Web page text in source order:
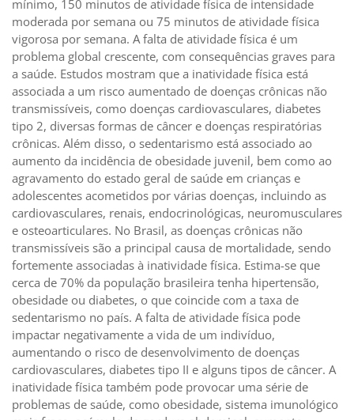
mínimo, 150 minutos de atividade física de intensidade
moderada por semana ou 75 minutos de atividade física
vigorosa por semana. A falta de atividade física é um
problema global crescente, com consequências graves para
a saúde. Estudos mostram que a inatividade física está
associada a um risco aumentado de doenças crônicas não
transmissíveis, como doenças cardiovasculares, diabetes
tipo 2, diversas formas de câncer e doenças respiratórias
crônicas. Além disso, o sedentarismo está associado ao
aumento da incidência de obesidade juvenil, bem como ao
agravamento do estado geral de saúde em crianças e
adolescentes acometidos por várias doenças, incluindo as
cardiovasculares, renais, endocrinológicas, neuromusculares
e osteoarticulares. No Brasil, as doenças crônicas não
transmissíveis são a principal causa de mortalidade, sendo
fortemente associadas à inatividade física. Estima-se que
cerca de 70% da população brasileira tenha hipertensão,
obesidade ou diabetes, o que coincide com a taxa de
sedentarismo no país. A falta de atividade física pode
impactar negativamente a vida de um indivíduo,
aumentando o risco de desenvolvimento de doenças
cardiovasculares, diabetes tipo II e alguns tipos de câncer. A
inatividade física também pode provocar uma série de
problemas de saúde, como obesidade, sistema imunológico